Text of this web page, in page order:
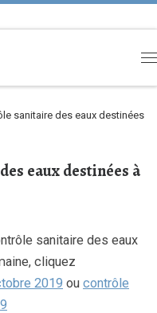
sanitaire des eaux destinées
eaux destinées à
sanitaire des eaux
cliquez
2019 ou contrôle